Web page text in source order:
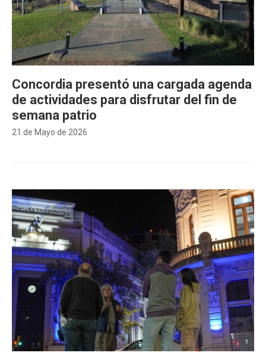
21 de Mayo de 2026
Concordia presentó una cargada agenda
de actividades para disfrutar del fin de
semana patrio